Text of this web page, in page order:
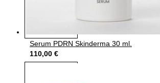
Serum PDRN Skinderma 30 ml.
110,00 €